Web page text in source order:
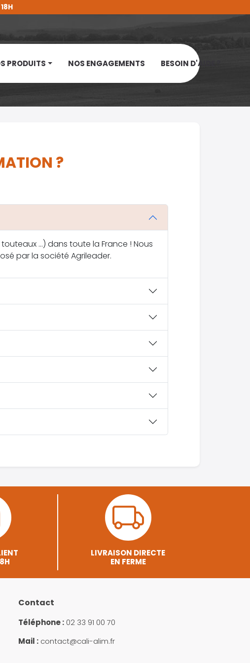
PRODUITS NOS ENGAGEMENTS BESOIN D'AIDE ?
?
...) dans toute la France ! Nous
par la société Agrileader.
LIVRAISON DIRECTE
EN FERME
Contact
Téléphone : 02 33 91 00 70
Mail : contact@cali-alim.fr